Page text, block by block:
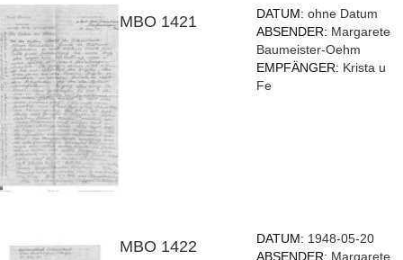
MBO 1421 DATUM:ohne Datum
ABSENDER: Margarete
Baumeister-Oehm
EMPFÄNGER: Krista u
Fe
MBO 1422 DATUM: 1948-05-20
ABSENDER: Margarete